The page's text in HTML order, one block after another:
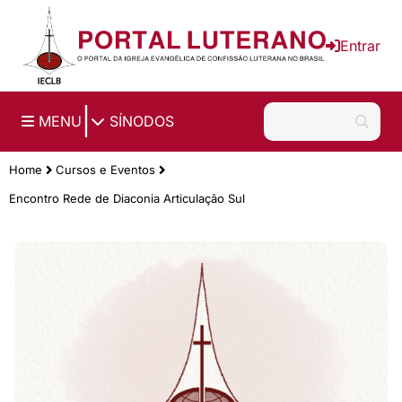
Ir para o conteúdo principal
Entrar
MENU SÍNODOS
Home
Cursos e Eventos
Encontro Rede de Diaconia Articulação Sul